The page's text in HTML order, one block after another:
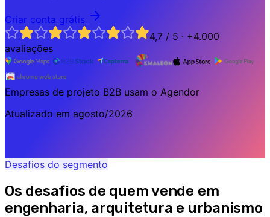
Criar conta grátis
4,7 / 5 · +4.000
avaliações
Empresas de projeto B2B usam o Agendor
Atualizado em agosto/2026
Desafios do segmento
Os desafios de quem vende em
engenharia, arquitetura e urbanismo